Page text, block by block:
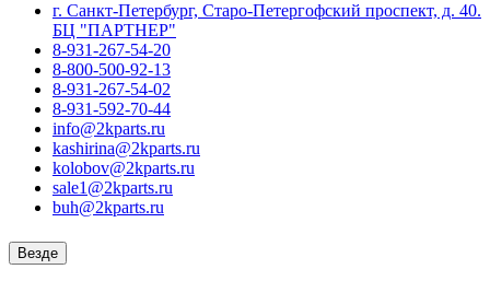
г. Санкт-Петербург, Старо-Петергофский проспект, д. 40.
БЦ "ПАРТНЕР"
8-931-267-54-20
8-800-500-92-13
8-931-267-54-02
8-931-592-70-44
info@2kparts.ru
kashirina@2kparts.ru
kolobov@2kparts.ru
sale1@2kparts.ru
buh@2kparts.ru
Везде